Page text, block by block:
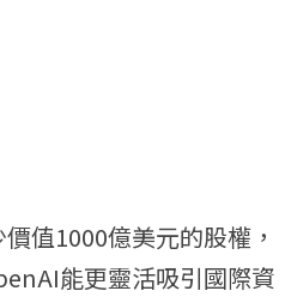
值1000億美元的股權，
能更靈活吸引國際資